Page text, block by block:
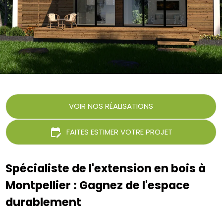
edit_calendar FAITES ESTIMER VOTRE PROJET
Spécialiste de l'extension en bois à
Montpellier : Gagnez de l'espace
durablement